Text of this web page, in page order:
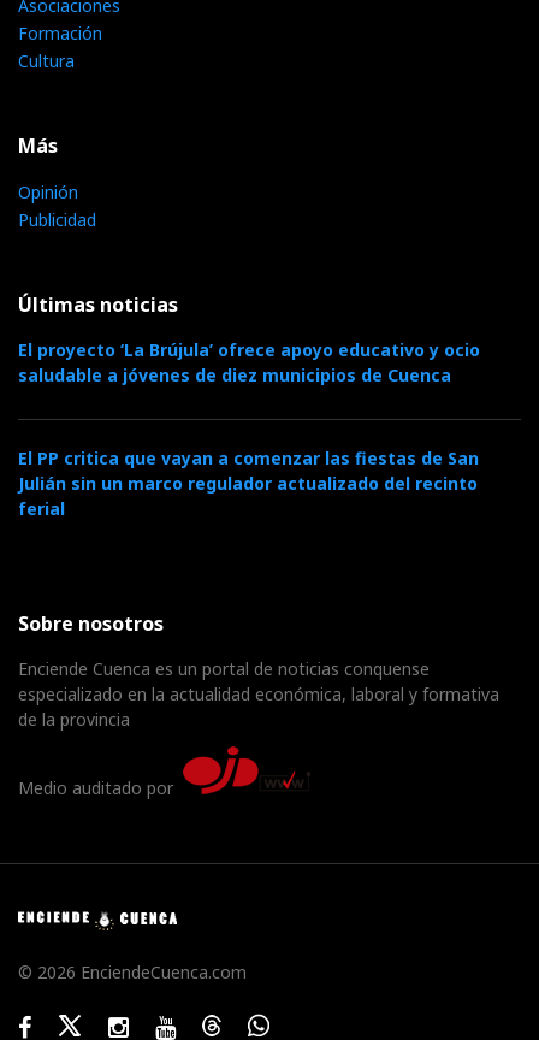
Asociaciones
Formación
Cultura
Más
Opinión
Publicidad
Últimas noticias
El proyecto ‘La Brújula’ ofrece apoyo educativo y ocio
saludable a jóvenes de diez municipios de Cuenca
El PP critica que vayan a comenzar las fiestas de San
Julián sin un marco regulador actualizado del recinto
ferial
Sobre nosotros
Enciende Cuenca es un portal de noticias conquense
especializado en la actualidad económica, laboral y formativa
de la provincia
Medio auditado por
© 2026 EnciendeCuenca.com